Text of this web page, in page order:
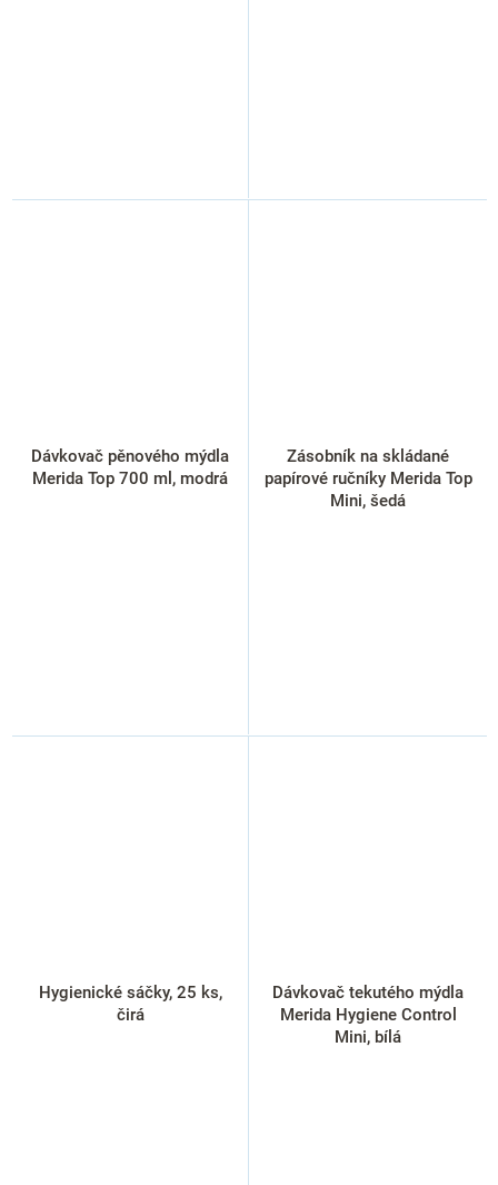
Dávkovač pěnového mýdla
Merida Top 700 ml, modrá
Zásobník na skládané
papírové ručníky Merida Top
Mini, šedá
Hygienické sáčky, 25 ks,
čirá
Dávkovač tekutého mýdla
Merida Hygiene Control
Mini, bílá